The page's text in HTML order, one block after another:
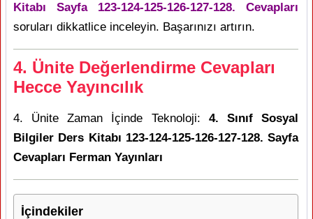
Kitabı Sayfa 123-124-125-126-127-128. Cevapları
soruları dikkatlice inceleyin. Başarınızı artırın.
4. Ünite Değerlendirme Cevapları
Hecce Yayıncılık
4. Ünite Zaman İçinde Teknoloji: 4. Sınıf Sosyal
Bilgiler Ders Kitabı 123-124-125-126-127-128. Sayfa
Cevapları Ferman Yayınları
İçindekiler